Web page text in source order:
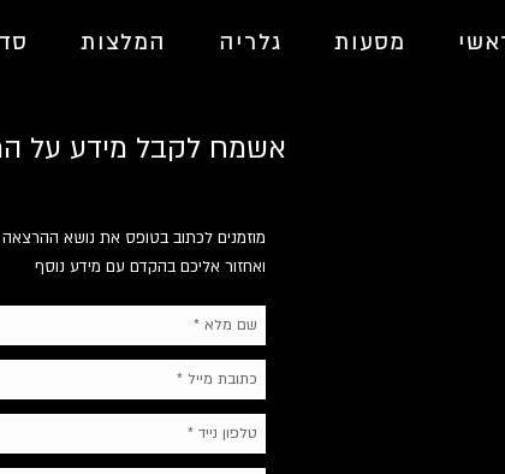
מסעות גלריה המלצות
אשמח לקבל מידע על
מוזמנים לכתוב בטופס את נושא ההרצאה
ואחזור אליכם בהקדם עם מידע נוסף